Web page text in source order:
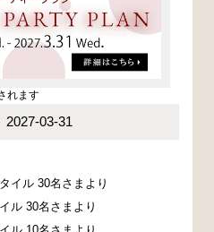
れます
2027-03-31
イル 30名さまより
名さまより